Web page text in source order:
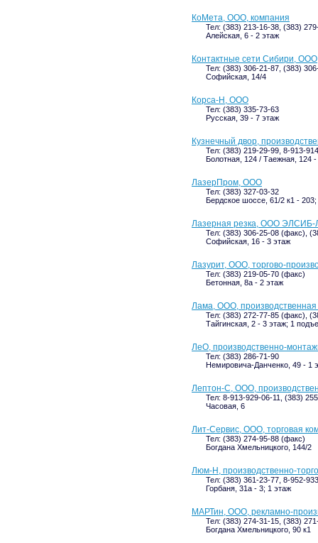
КоМета, ООО, компания
Тел: (383) 213-16-38, (383)
Алейская, 6 - 2 этаж
Контактные сети Сибири, ООО
Тел: (383) 306-21-87, (383)
Софийская, 14/4
Корса-Н, ООО
Тел: (383) 335-73-63
Русская, 39 - 7 этаж
Кузнечный двор,
Тел: (383) 219-29-99, 8-913-
Болотная, 124 / Таежная, 124
ЛазерПром, ООО
Тел: (383) 327-03-32
Бердское шоссе, 61/2 к1 -
Лазерная резка, ООО ЭЛСИБ-
Тел: (383) 306-25-08 (факс),
Софийская, 16 - 3 этаж
Лазурит, ООО, торгово-
Тел: (383) 219-05-70 (факс)
Бетонная, 8а - 2 этаж
Лама, ООО, производственная
Тел: (383) 272-77-85 (факс),
Тайгинская, 2 - 3 этаж; 1
ЛеО, производственно-
Тел: (383) 286-71-90
Немировича-Данченко, 49 - 1
Лептон-С, ООО,
Тел: 8-913-929-06-11, (383)
Часовая, 6
Лит-Сервис, ООО, торговая
Тел: (383) 274-95-88 (факс)
Богдана Хмельницкого, 144/2
Люм-Н, производственно-
Тел: (383) 361-23-77, 8-952-
Горбаня, 31а - 3; 1 этаж
МАРТин, ООО, рекламно-
Тел: (383) 274-31-15, (383)
Богдана Хмельницкого, 90 к1